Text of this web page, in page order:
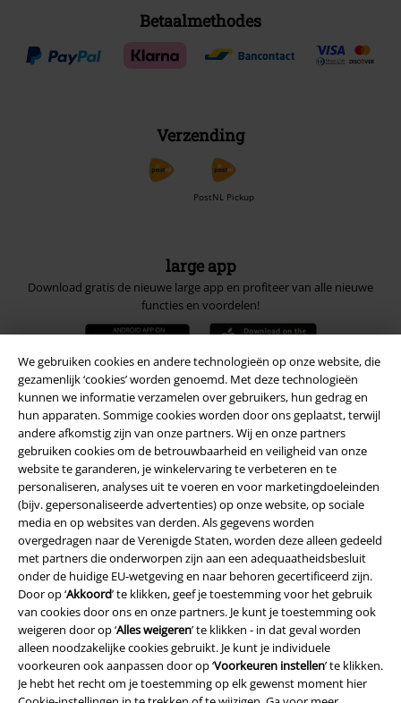
We gebruiken cookies en andere technologieën op onze website, die
gezamenlijk ‘cookies’ worden genoemd. Met deze technologieën
kunnen we informatie verzamelen over gebruikers, hun gedrag en
hun apparaten. Sommige cookies worden door ons geplaatst, terwijl
andere afkomstig zijn van onze partners. Wij en onze partners
gebruiken cookies om de betrouwbaarheid en veiligheid van onze
website te garanderen, je winkelervaring te verbeteren en te
personaliseren, analyses uit te voeren en voor marketingdoeleinden
(bijv. gepersonaliseerde advertenties) op onze website, op sociale
media en op websites van derden. Als gegevens worden
overgedragen naar de Verenigde Staten, worden deze alleen gedeeld
met partners die onderworpen zijn aan een adequaatheidsbesluit
onder de huidige EU-wetgeving en naar behoren gecertificeerd zijn.
Door op ‘Akkoord’ te klikken, geef je toestemming voor het gebruik
van cookies door ons en onze partners. Je kunt je toestemming ook
weigeren door op ‘Alles weigeren’ te klikken - in dat geval worden
alleen noodzakelijke cookies gebruikt. Je kunt je individuele
voorkeuren ook aanpassen door op ‘Voorkeuren instellen’ te klikken.
Je hebt het recht om je toestemming op elk gewenst moment hier
Betaalmethodes
Verzending
PostNL Pickup
large app
Download gratis de nieuwe large app en profiteer van alle nieuwe
functies en voordelen!
A Warner Music Group Company
Beveiliging